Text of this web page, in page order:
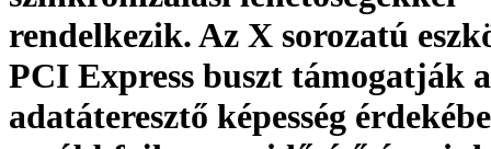
rendelkezik. Az X sorozatú
PCI Express buszt támogatják
adatáteresztő képesség